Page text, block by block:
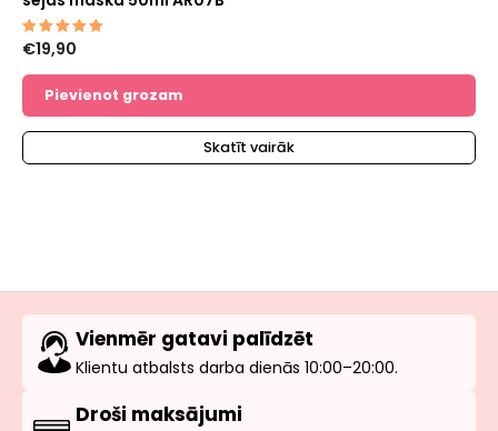
Novērtēts
5.00
€19,90
Pievienot grozam
Skatīt vairāk
Vienmēr gatavi palīdzēt
Klientu atbalsts darba dienās 10:00–20:00.
Droši maksājumi